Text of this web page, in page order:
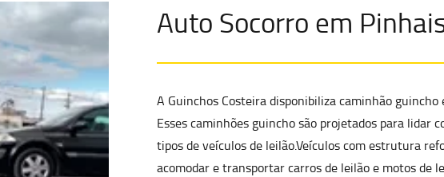
Auto Socorro em
A Guinchos Costeira disponibiliza caminhão guincho
Esses caminhões guincho são projetados para lidar
tipos de veículos de leilão.Veículos com estrutura
acomodar e transportar carros de leilão e motos de